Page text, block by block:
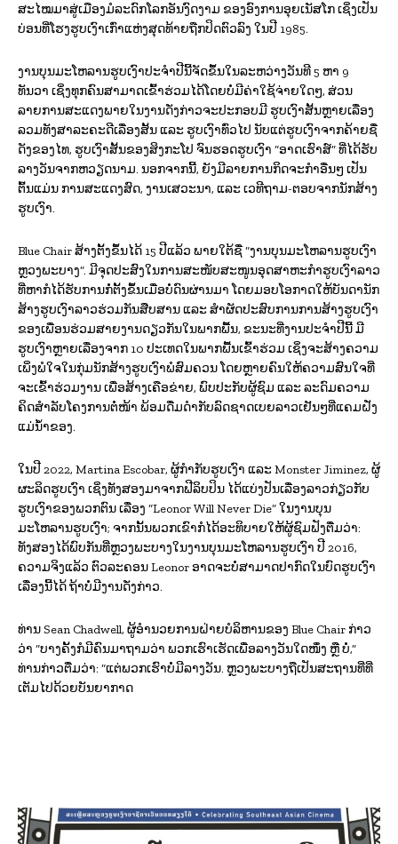
ສະໄໝມາສູ່ເມືອງມໍລະດົກໂລກອັນງົດງາມ ຂອງອົງການອຸຍເນັສໂກ ເຊິ່ງເປັນ
ບ່ອນທີ່ໂຮງຮູບເງົາເກົ່າແຫ່ງສຸດທ້າຍຖືກປິດຕົວລົງ ໃນປີ 1985.
ງານບຸນມະໂຫລານຮູບເງົາປະຈໍາປີນີ້ຈັດຂຶ້ນໃນລະຫວ່າງວັນທີ 5 ຫາ 9
ທັນວາ ເຊິ່ງທຸກຄົນສາມາດເຂົ້າຮ່ວມໄດ້ໂດຍບໍ່ມີຄ່າໃຊ້ຈ່າຍໃດໆ, ສ່ວນ
ລາຍການສະແດງພາຍໃນງານດັ່ງກ່າວຈະປະກອບມີ ຮູບເງົາສັ້ນຫຼາຍເລື່ອງ
ລວມທັງສາລະຄະດີເລື່ອງສັ້ນ ແລະ ຮູບເງົາທົ່ວໄປ ນັບແຕ່ຮູບເງົາຈາກຄ້າຍຊື່
ດັງຂອງໄທ, ຮູບເງົາສັ້ນຂອງສິງກະໂປ ຈົນຮອດຮູບເງົາ “ອາດເຮົາສ໌” ທີ່ໄດ້ຮັບ
ລາງວັນຈາກຫວຽດນາມ. ນອກຈາກນີ້, ຍັງມີລາຍການກິດຈະກໍາອື່ນໆ ເປັນ
ຕົ້ນແມ່ນ ການສະແດງສົດ, ງານເສວະນາ, ແລະ ເວທີຖາມ-ຕອບຈາກນັກສ້າງ
ຮູບເງົາ.
Blue Chair ສ້າງຕັ້ງຂຶ້ນໄດ້ 15 ປີແລ້ວ ພາຍໃຕ້ຊື່ “ງານບຸນມະໂຫລານຮູບເງົາ
ຫຼວງພະບາງ”. ມີຈຸດປະສົງໃນການສະໜັບສະໜູນອຸດສາຫະກໍາຮູບເງົາລາວ
ທີ່ຫາກໍໄດ້ຮັບການກໍ່ຕັ້ງຂຶ້ນເມື່ອບໍ່ດົນຜ່ານມາ ໂດຍມອບໂອກາດໃຫ້ບັນດານັກ
ສ້າງຮູບເງົາລາວຮ່ວມກັນສືບສານ ແລະ ສໍາຜັດປະສົບການການສ້າງຮູບເງົາ
ຂອງເພື່ອນຮ່ວມສາຍງານດຽວກັນໃນພາກພື້ນ, ຂະນະທີ່ງານປະຈໍາປີນີ້ ມີ
ຮູບເງົາຫຼາຍເລື່ອງຈາກ 10 ປະເທດໃນພາກພື້ນເຂົ້າຮ່ວມ ເຊິ່ງຈະສ້າງຄວາມ
ເພິ່ງພໍໃຈໃນກຸ່ມນັກສ້າງຮູບເງົາພໍສົມຄວນ ໂດຍຫຼາຍຄົນໃຫ້ຄວາມສົນໃຈທີ່
ຈະເຂົ້າຮ່ວມງານ ເພື່ອສ້າງເຄືອຂ່າຍ, ພົບປະກັບຜູ້ຊົມ ແລະ ລະດົມຄວາມ
ຄິດສໍາລັບໂຄງການຕໍ່ໜ້າ ພ້ອມດື່ມດໍາກັບລົດຊາດເບຍລາວເຢັນໆທີ່ແຄມຝັ່ງ
ແມ່ນໍ້າຂອງ.
ໃນປີ 2022, Martina Escobar, ຜູ້ກໍາກັບຮູບເງົາ ແລະ Monster Jiminez, ຜູ້
ຜະລິດຮູບເງົາ ເຊິ່ງທັງສອງມາຈາກຟີລິບປິນ ໄດ້ແບ່ງປັນເລື່ອງລາວກ່ຽວກັບ
ຮູບເງົາຂອງພວກຕົນ ເລື່ອງ “Leonor Will Never Die” ໃນງານບຸນ
ມະໂຫລານຮູບເງົາ; ຈາກນັ້ນພວກເຂົາກໍໄດ້ອະທິບາຍໃຫ້ຜູ້ຊົມຟັງຕື່ມວ່າ:
ທັງສອງໄດ້ພົບກັນທີ່ຫຼວງພະບາງໃນງານບຸນມະໂຫລານຮູບເງົາ ປີ 2016,
ຄວາມຈິງແລ້ວ ຕົວລະຄອນ Leonor ອາດຈະບໍ່ສາມາດປາກົດໃນບົດຮູບເງົາ
ເລື່ອງນີ້ໄດ້ ຖ້າບໍ່ມີງານດັ່ງກ່າວ.
ທ່ານ Sean Chadwell, ຜູ້ອໍານວຍການຝ່າຍບໍລິຫານຂອງ Blue Chair ກ່າວ
ວ່າ “ບາງຄັ້ງກໍມີຄົນມາຖາມວ່າ ພວກເຮົາເຮັດເພື່ອລາງວັນໃດໜຶ່ງ ຫຼື ບໍ່,”
ທ່ານກ່າວຕື່ມວ່າ: “ແຕ່ພວກເຮົາບໍ່ມີລາງວັນ. ຫຼວງພະບາງຖືເປັນສະຖານທີ່ທີ່
ເຕັມໄປດ້ວຍບັນຍາກາດ